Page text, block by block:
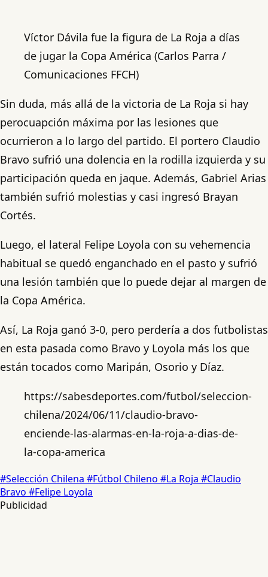
Víctor Dávila fue la figura de La Roja a días
de jugar la Copa América (Carlos Parra /
Comunicaciones FFCH)
Sin duda, más allá de la victoria de La Roja si hay
perocuapción máxima por las lesiones que
ocurrieron a lo largo del partido. El portero Claudio
Bravo sufrió una dolencia en la rodilla izquierda y su
participación queda en jaque. Además, Gabriel Arias
también sufrió molestias y casi ingresó Brayan
Cortés.
Luego, el lateral Felipe Loyola con su vehemencia
habitual se quedó enganchado en el pasto y sufrió
una lesión también que lo puede dejar al margen de
la Copa América.
Así, La Roja ganó 3-0, pero perdería a dos futbolistas
en esta pasada como Bravo y Loyola más los que
están tocados como Maripán, Osorio y Díaz.
https://sabesdeportes.com/futbol/seleccion-
chilena/2024/06/11/claudio-bravo-
enciende-las-alarmas-en-la-roja-a-dias-de-
la-copa-america
#Selección Chilena #Fútbol Chileno #La Roja #Claudio
Bravo #Felipe Loyola
Publicidad